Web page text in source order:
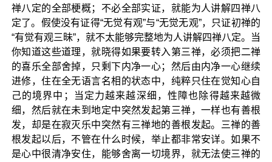
禅八定的全部梗概；不必全部实证，就能为人讲解四禅八
定了。假使没有证得“无觉有观”与“无觉无观”，只证初禅的
“有觉有观三昧”，就不太能够完整地为人讲解四禅八定。当
你知道这些道理，就晓得如果要转入第三禅，必须把二禅
的喜乐全部舍掉，只剩下内净一心；然后由内净一心继续
进修，住在全无语言名相的状态中，纯粹只住在觉知心自
己的境界中；当定力越来越深细，性障也除得越来越微
细，然后就在未到地定中突然发起第三禅，一样也有善根
发，却是在寂灭乐中突然有三禅地的善根发起。三禅的善
根发起以后，不管在什么时候，举止都非常安详。如果不
是心中很清净安住，能够舍离一切境界，就无法使三禅的